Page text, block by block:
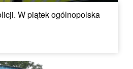
W piątek ogólnopolska